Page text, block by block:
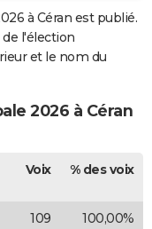
à Céran est publié.
l'élection
et le nom du
2026 à Céran
Voix % des voix
109 100,00%